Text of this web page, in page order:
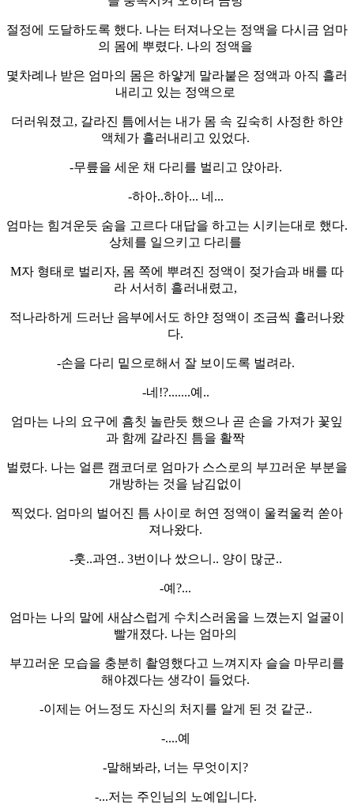
절정에 도달하도록 했다. 나는 터져나오는 정액을 다시금 엄마
의 몸에 뿌렸다. 나의 정액을
몇차례나 받은 엄마의 몸은 하얗게 말라붙은 정액과 아직 흘러
내리고 있는 정액으로
더러워졌고, 갈라진 틈에서는 내가 몸 속 깊숙히 사정한 하얀
액체가 흘러내리고 있었다.
-무릎을 세운 채 다리를 벌리고 앉아라.
-하아..하아... 네...
엄마는 힘겨운듯 숨을 고르다 대답을 하고는 시키는대로 했다.
상체를 일으키고 다리를
M자 형태로 벌리자, 몸 쪽에 뿌려진 정액이 젖가슴과 배를 따
라 서서히 흘러내렸고,
적나라하게 드러난 음부에서도 하얀 정액이 조금씩 흘러나왔
다.
-손을 다리 밑으로해서 잘 보이도록 벌려라.
-네!?.......예..
엄마는 나의 요구에 흠칫 놀란듯 했으나 곧 손을 가져가 꽃잎
과 함께 갈라진 틈을 활짝
벌렸다. 나는 얼른 캠코더로 엄마가 스스로의 부끄러운 부분을
개방하는 것을 남김없이
찍었다. 엄마의 벌어진 틈 사이로 허연 정액이 울컥울컥 쏟아
져나왔다.
-훗..과연.. 3번이나 쌌으니.. 양이 많군..
-예?...
엄마는 나의 말에 새삼스럽게 수치스러움을 느꼈는지 얼굴이
빨개졌다. 나는 엄마의
부끄러운 모습을 충분히 촬영했다고 느껴지자 슬슬 마무리를
해야겠다는 생각이 들었다.
-이제는 어느정도 자신의 처지를 알게 된 것 같군..
-....예
-말해봐라, 너는 무엇이지?
-...저는 주인님의 노예입니다.